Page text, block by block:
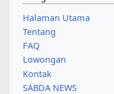
Halaman Utama
Tentang
FAQ
Lowongan
Kontak
SABDA NEWS